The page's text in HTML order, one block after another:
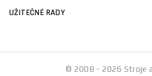
UŽITEČNÉ RADY
© 2008 - 2026 Stroje